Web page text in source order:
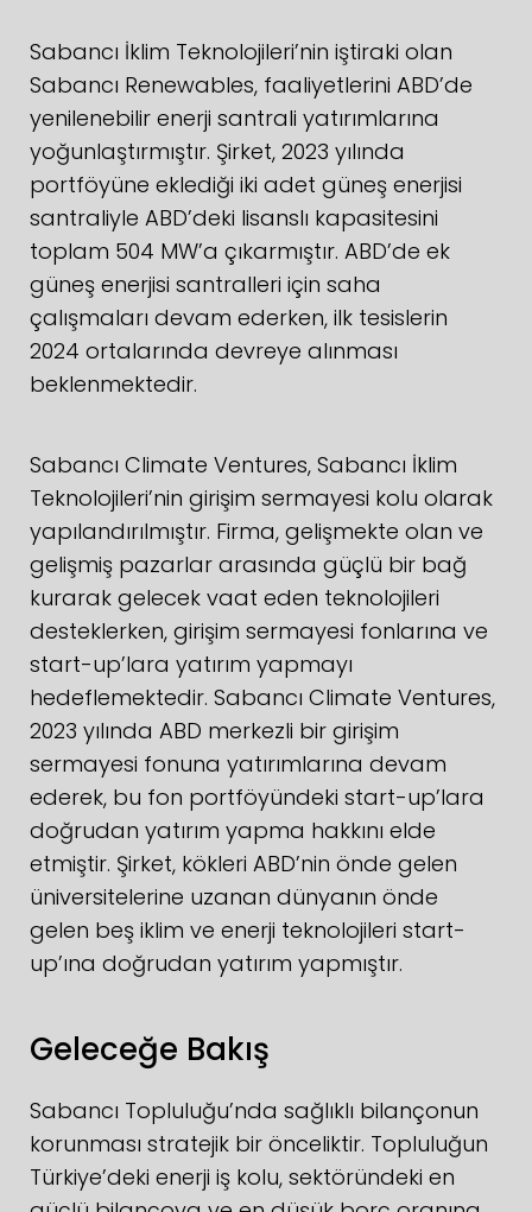
Sabancı İklim Teknolojileri’nin iştiraki olan
Sabancı Renewables, faaliyetlerini ABD’de
yenilenebilir enerji santrali yatırımlarına
yoğunlaştırmıştır. Şirket, 2023 yılında
portföyüne eklediği iki adet güneş enerjisi
santraliyle ABD’deki lisanslı kapasitesini
toplam 504 MW’a çıkarmıştır. ABD’de ek
güneş enerjisi santralleri için saha
çalışmaları devam ederken, ilk tesislerin
2024 ortalarında devreye alınması
beklenmektedir.
Sabancı Climate Ventures, Sabancı İklim
Teknolojileri’nin girişim sermayesi kolu olarak
yapılandırılmıştır. Firma, gelişmekte olan ve
gelişmiş pazarlar arasında güçlü bir bağ
kurarak gelecek vaat eden teknolojileri
desteklerken, girişim sermayesi fonlarına ve
start-up’lara yatırım yapmayı
hedeflemektedir. Sabancı Climate Ventures,
2023 yılında ABD merkezli bir girişim
sermayesi fonuna yatırımlarına devam
ederek, bu fon portföyündeki start-up’lara
doğrudan yatırım yapma hakkını elde
etmiştir. Şirket, kökleri ABD’nin önde gelen
üniversitelerine uzanan dünyanın önde
gelen beş iklim ve enerji teknolojileri start-
up’ına doğrudan yatırım yapmıştır.
Geleceğe Bakış
Sabancı Topluluğu’nda sağlıklı bilançonun
korunması stratejik bir önceliktir. Topluluğun
Türkiye’deki enerji iş kolu, sektöründeki en